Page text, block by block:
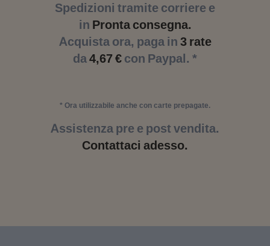
Spedizioni tramite corriere e
in Pronta consegna.
Acquista ora, paga in 3 rate
da4,67 € con Paypal. *
* Ora utilizzabile anche con carte prepagate.
Assistenza pre e post vendita.
Contattaci adesso.